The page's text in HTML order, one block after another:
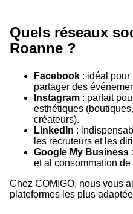
Quels réseaux
Roanne ?
Facebook : idéal pour
partager des
Instagram : parfait
esthétiques
créateurs).
LinkedIn :
les recruteurs et les
Google My Business
et al consommation
Chez COMIGO, nous vous
plateformes les plus